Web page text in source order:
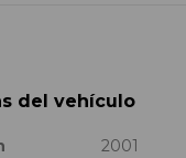
del vehículo
2001